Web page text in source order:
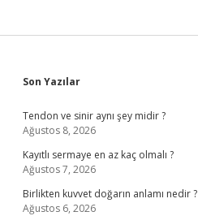
Sidebar
Son Yazılar
Tendon ve sinir aynı şey midir ?
Ağustos 8, 2026
Kayıtlı sermaye en az kaç olmalı ?
Ağustos 7, 2026
Birlikten kuvvet doğarın anlamı nedir ?
Ağustos 6, 2026